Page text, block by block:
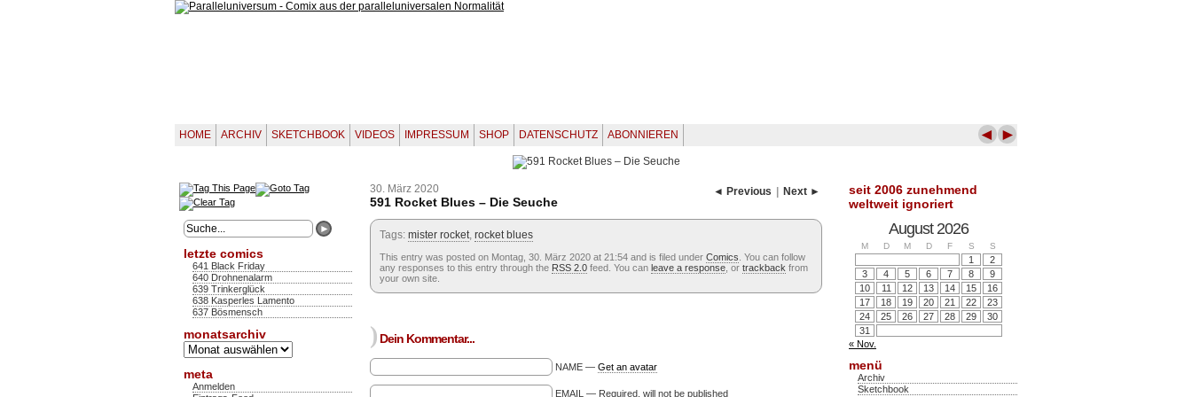
◄ ►
HOME ARCHIV SKETCHBOOK VIDEOS IMPRESSUM SHOP DATENSCHUTZ ABONNIEREN
letzte comics
641 Black Friday
640 Drohnenalarm
639 Trinkerglück
638 Kasperles Lamento
637 Bösmensch
monatsarchiv
Monatsarchiv
meta
Anmelden
◄ Previous Next ►
30. März 2020
591 Rocket Blues – Die Seuche
Tags: mister rocket, rocket blues
This entry was posted on Montag, 30. März 2020 at 21:54 and is filed under Comics . You can follow
any responses to this entry through the RSS 2.0 feed. You can leave a response , or trackback from
your own site.
) Dein Kommentar...
NAME — Get an avatar
EMAIL — Required, will not be published
seit 2006 zunehmend
weltweit ignoriert
August 2026
M D M D F S S
1
2
3
4 5 6 7 8
9
10
11 12 13 14 15
16
17
18 19 20 21 22
23
24
25 26 27 28 29
30
31
« Nov.
menü
Archiv
Sketchbook